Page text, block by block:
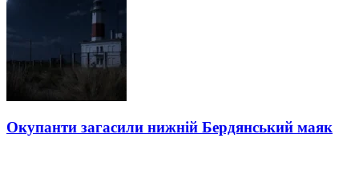
Окупанти загасили нижній Бердянський маяк